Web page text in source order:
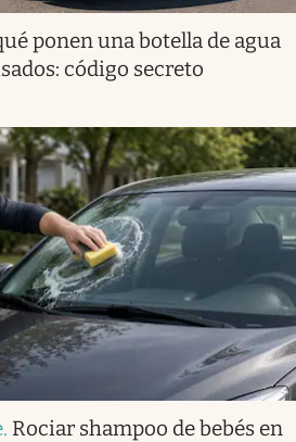
ponen una botella de agua
código secreto
. Rociar shampoo de bebés en